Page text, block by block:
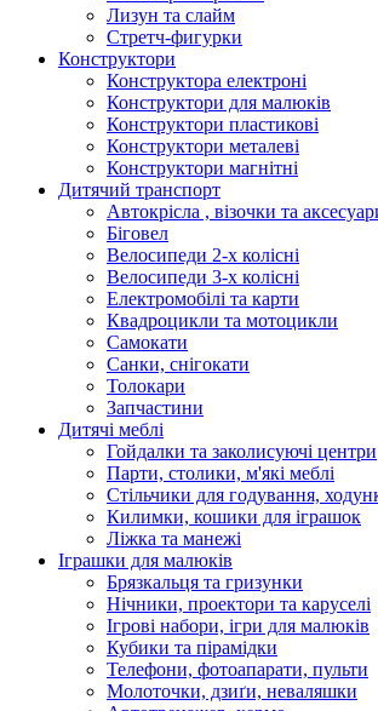
Лизун та слайм
Стретч-фигурки
Конструктори
Конструктора електроні
Конструктори для малюків
Конструктори пластикові
Конструктори металеві
Конструктори магнітні
Дитячий транспорт
Автокрісла , візочки та
Біговел
Велосипеди 2-х колісні
Велосипеди 3-х колісні
Електромобілі та карти
Квадроцикли та мотоцикли
Самокати
Санки, снігокати
Толокари
Запчастини
Дитячі меблі
Гойдалки та заколисуючі центри
Парти, столики, м'які меблі
Стільчики для годування,
Килимки, кошики для іграшок
Ліжка та манежі
Іграшки для малюків
Брязкальця та гризунки
Нічники, проектори та каруселі
Ігрові набори, ігри для малюків
Кубики та пірамідки
Телефони, фотоапарати, пульти
Молоточки, дзиґи, неваляшки